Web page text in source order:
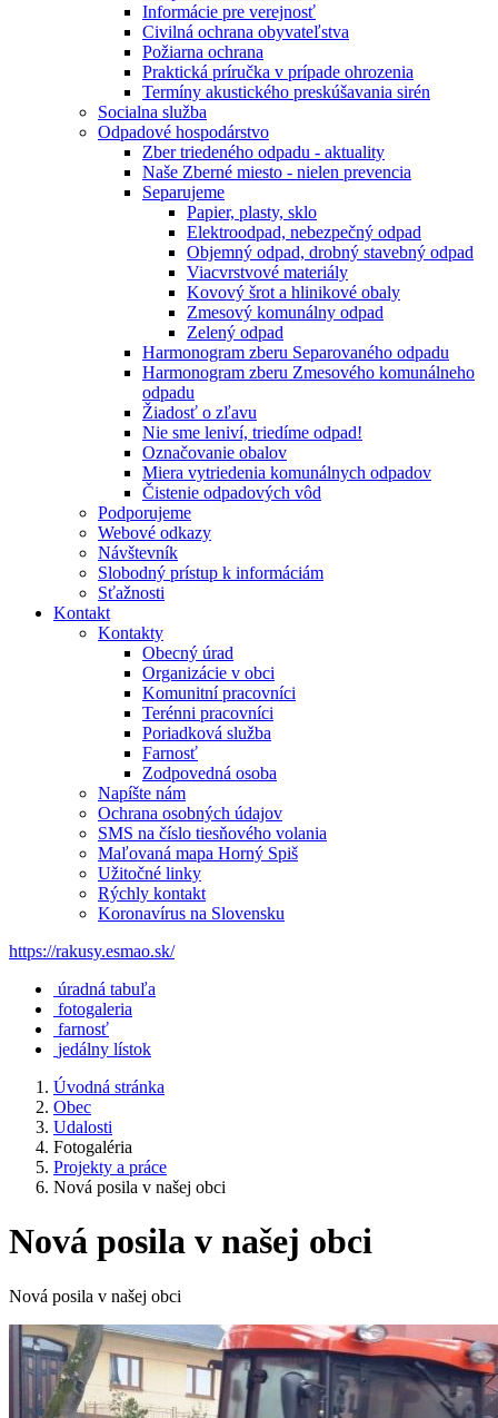
Informácie pre verejnosť
Civilná ochrana obyvateľstva
Požiarna ochrana
Praktická príručka v prípade ohrozenia
Termíny akustického preskúšavania sirén
Socialna služba
Odpadové hospodárstvo
Zber triedeného odpadu - aktuality
Naše Zberné miesto - nielen prevencia
Separujeme
Papier, plasty, sklo
Elektroodpad, nebezpečný odpad
Objemný odpad, drobný stavebný odpad
Viacvrstvové materiály
Kovový šrot a hlinikové obaly
Zmesový komunálny odpad
Zelený odpad
Harmonogram zberu Separovaného odpadu
Harmonogram zberu Zmesového komunálneho
odpadu
Žiadosť o zľavu
Nie sme leniví, triedíme odpad!
Označovanie obalov
Miera vytriedenia komunálnych odpadov
Čistenie odpadových vôd
Podporujeme
Webové odkazy
Návštevník
Slobodný prístup k informáciám
Sťažnosti
Kontakt
Kontakty
Obecný úrad
Organizácie v obci
Komunitní pracovníci
Terénni pracovníci
Poriadková služba
Farnosť
Zodpovedná osoba
Napíšte nám
Ochrana osobných údajov
SMS na číslo tiesňového volania
Maľovaná mapa Horný Spiš
Užitočné linky
Rýchly kontakt
Koronavírus na Slovensku
https://rakusy.esmao.sk/
úradná tabuľa
fotogaleria
farnosť
jedálny lístok
Úvodná stránka
Obec
Udalosti
Fotogaléria
Projekty a práce
Nová posila v našej obci
Nová posila v našej obci
Nová posila v našej obci